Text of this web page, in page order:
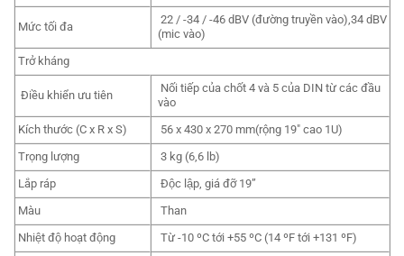
Mức tối đa
22 / -34 / -46 dBV (đường truyền vào),34 dBV
(mic vào)
Trở kháng
Điều khiển ưu tiên
Nối tiếp của chốt 4 và 5 của DIN từ các đầu
vào
Kích thước (C x R x S)
56 x 430 x 270 mm(rộng 19″ cao 1U)
Trọng lượng
3 kg (6,6 lb)
Lắp ráp
Độc lập, giá đỡ 19”
Màu
Than
Nhiệt độ hoạt động
Từ -10 ºC tới +55 ºC (14 ºF tới +131 ºF)